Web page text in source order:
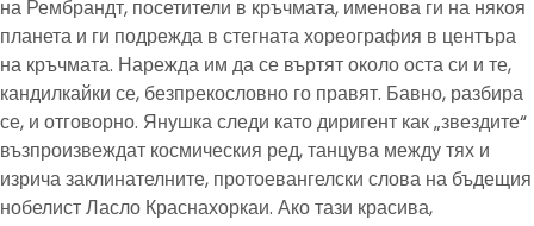
на Рембрандт, посетители в кръчмата, именова ги на някоя
планета и ги подрежда в стегната хореография в центъра
на кръчмата. Нарежда им да се въртят около оста си и те,
кандилкайки се, безпрекословно го правят. Бавно, разбира
се, и отговорно. Янушка следи като диригент как „звездите“
възпроизвеждат космическия ред, танцува между тях и
изрича заклинателните, протоевангелски слова на бъдещия
нобелист Ласло Краснахоркаи. Ако тази красива,